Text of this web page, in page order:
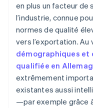
en plus un facteur de
l’industrie, connue
normes de qualité
vers l’exportation. Au
démographiques et
qualifiée en
extrêmement
existantes aussi
—par exemple grâce